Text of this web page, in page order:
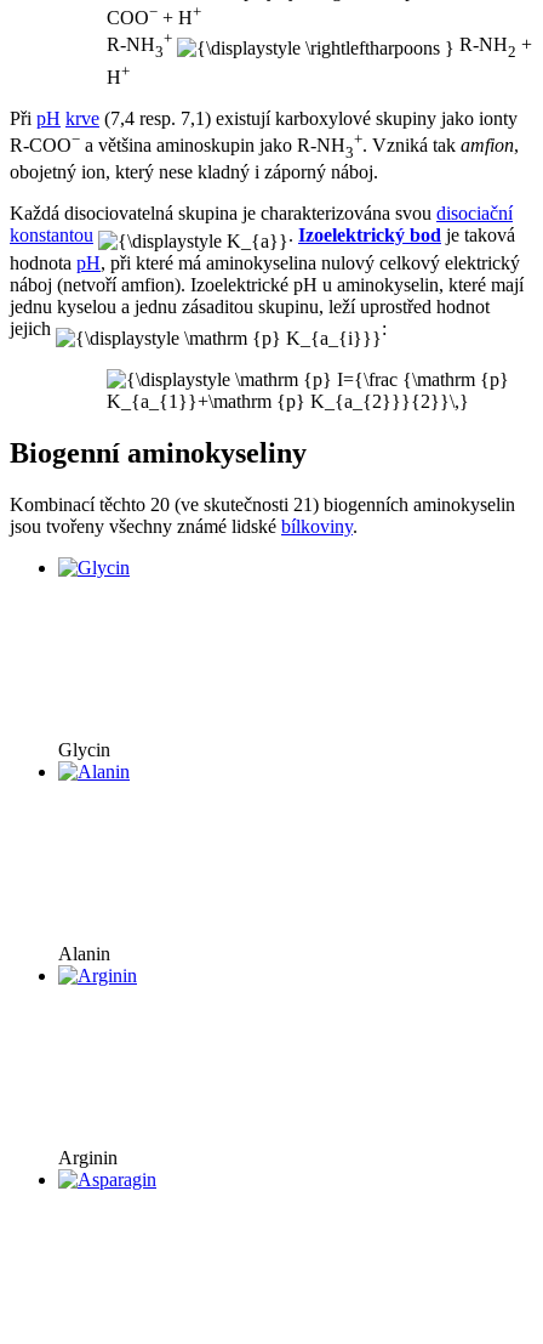
COO− + H+
R-NH3
+ R-NH2 +
H+
Při pH krve (7,4 resp. 7,1) existují karboxylové skupiny jako ionty
R-COO− a většina aminoskupin jako R-NH3
+. Vzniká tak amfion,
obojetný ion, který nese kladný i záporný náboj.
Každá disociovatelná skupina je charakterizována svou disociační
konstantou
. Izoelektrický bod je taková
hodnota pH, při které má aminokyselina nulový celkový elektrický
náboj (netvoří amfion). Izoelektrické pH u aminokyselin, které mají
jednu kyselou a jednu zásaditou skupinu, leží uprostřed hodnot
jejich
:
Biogenní aminokyseliny
Kombinací těchto 20 (ve skutečnosti 21) biogenních aminokyselin
jsou tvořeny všechny známé lidské bílkoviny.
Glycin
Alanin
Arginin